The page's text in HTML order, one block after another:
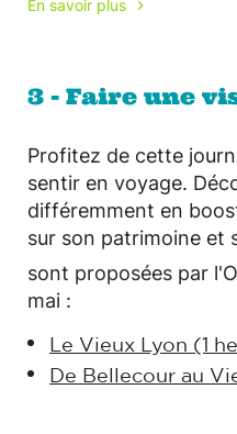
En savoir plus
3 - Faire une
Profitez de cette
sentir en voyage.
différemment en
sur son patrimoine et
sont proposées par
mai :
Le Vieux Lyon (1
De Bellecour au